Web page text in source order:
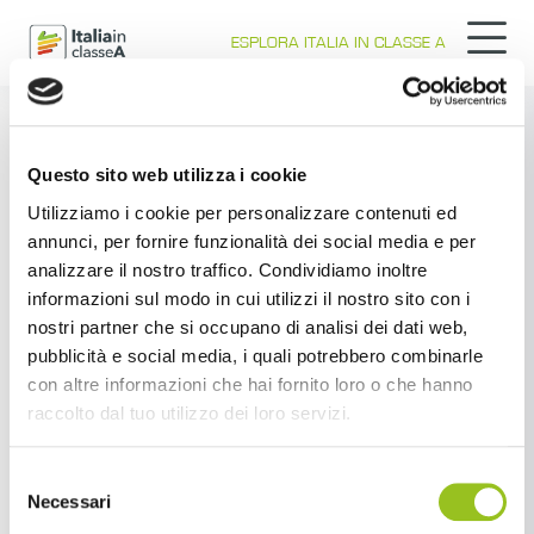
Questo sito web utilizza i cookie
Utilizziamo i cookie per personalizzare contenuti ed
annunci, per fornire funzionalità dei social media e per
analizzare il nostro traffico. Condividiamo inoltre
informazioni sul modo in cui utilizzi il nostro sito con i
nostri partner che si occupano di analisi dei dati web,
pubblicità e social media, i quali potrebbero combinarle
con altre informazioni che hai fornito loro o che hanno
raccolto dal tuo utilizzo dei loro servizi.
delNecessari
ESPLORA ITALIA IN CLASSE A